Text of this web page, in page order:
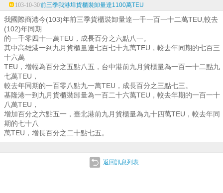
103-10-30前三季我港埠貨櫃裝卸量達1100萬TEU
我國際商港今(103)年前三季貨櫃裝卸量達一千一百一十二萬TEU,較去
(102)年同期
的一千零四十一萬TEU，成長百分之六點八一。
其中高雄港一到九月貨櫃量達七百七十九萬TEU，較去年同期的七百三
十六萬
TEU，增幅為百分之五點八五，台中港前九月貨櫃量為一百一十二點九
七萬TEU，
較去年同期的一百零八點九一萬TEU，成長百分之三點七三。
基隆港一到九月貨櫃裝卸量為一百二十六萬TEU，較去年期的一百一十
八萬TEU，
增加百分之六點五一，臺北港前九月貨櫃量為九十四萬TEU，較去年同
期的七十八
萬TEU，增長百分之二十點七五。
返回訊息列表